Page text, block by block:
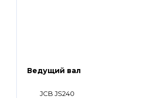
Ведущий вал
JCB JS240